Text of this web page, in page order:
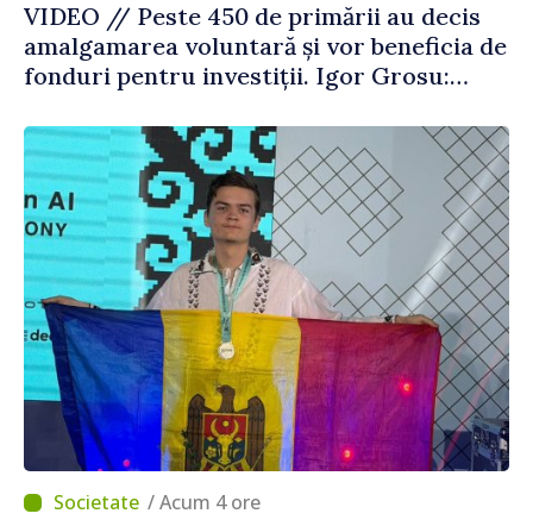
VIDEO // Peste 450 de primării au decis
amalgamarea voluntară și vor beneficia de
fonduri pentru investiții. Igor Grosu:
dăm o șansă localităților să se dezvolte”
/ Acum 4 ore